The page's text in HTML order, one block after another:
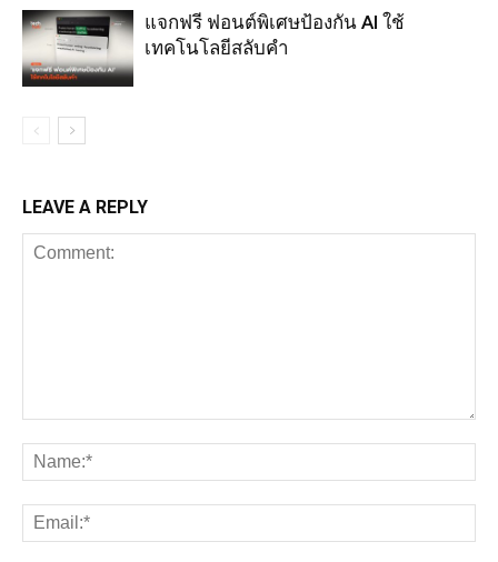
แจกฟรี ฟอนต์พิเศษป้องกัน AI ใช้
เทคโนโลยีสลับคำ
LEAVE A REPLY